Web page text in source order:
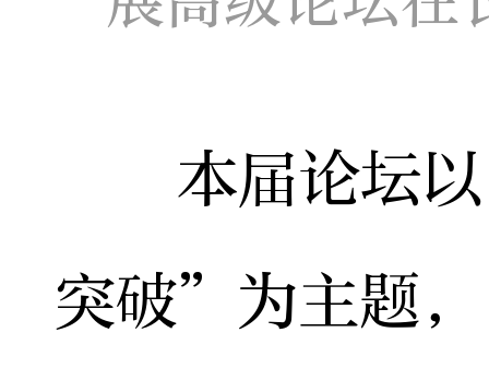
本届论坛以
突破”为主题